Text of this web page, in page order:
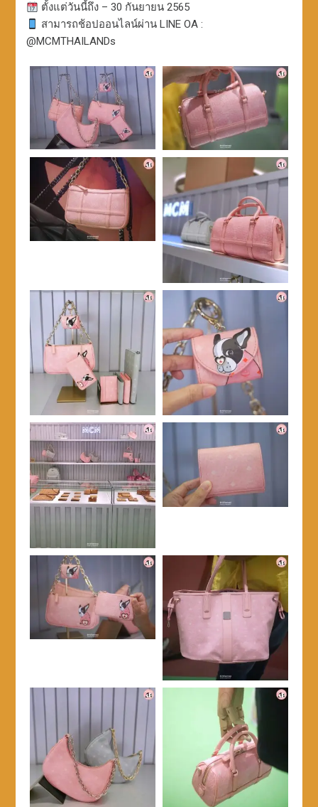
ตั้งแต่วันนี้ถึง – 30 กันยายน 2565
สามารถช้อปออนไลน์ผ่าน LINE OA :
@MCMTHAILANDs